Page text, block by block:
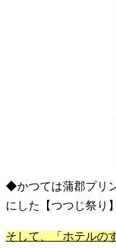
◆かつては蒲郡プリ
にした【つつじ祭り
そして、「ホテルの